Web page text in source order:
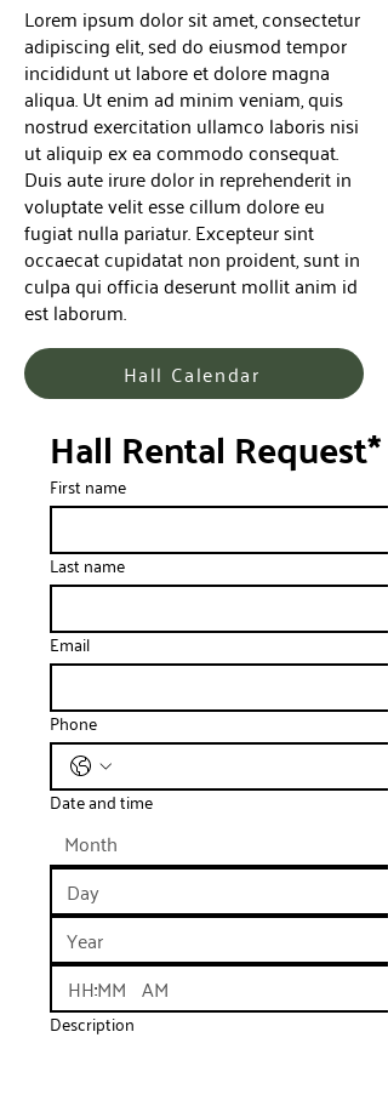
Lorem ipsum dolor sit amet, consectetur
adipiscing elit, sed do eiusmod tempor
incididunt ut labore et dolore magna
aliqua. Ut enim ad minim veniam, quis
nostrud exercitation ullamco laboris nisi
ut aliquip ex ea commodo consequat.
Duis aute irure dolor in reprehenderit in
voluptate velit esse cillum dolore eu
fugiat nulla pariatur. Excepteur sint
occaecat cupidatat non proident, sunt in
culpa qui officia deserunt mollit anim id
est laborum.
Hall Calendar
Hall Rental Request*
First name
Last name
Email
Phone
Date and time
: AM
Description